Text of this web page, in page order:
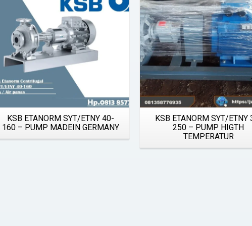
KSB ETANORM SYT/ETNY 40-
160 – PUMP MADEIN GERMANY
KSB ETANORM SYT/ETNY
250 – PUMP HIGTH
TEMPERATUR